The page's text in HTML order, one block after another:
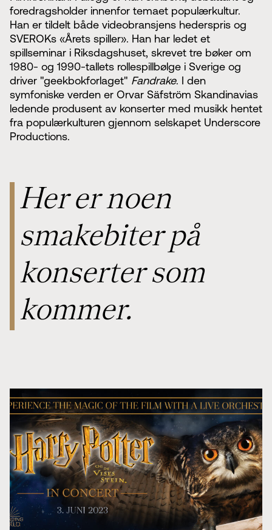
foredragsholder innenfor temaet populærkultur.
Han er tildelt både videobransjens hederspris og
SVEROKs «Årets spiller». Han har ledet et
spillseminar i Riksdagshuset, skrevet tre bøker om
1980- og 1990-tallets rollespillbølge i Sverige og
driver "geekbokforlaget" Fandrake. I den
symfoniske verden er Orvar Säfström Skandinavias
ledende produsent av konserter med musikk hentet
fra populærkulturen gjennom selskapet Underscore
Productions.
Her er noen
smakebiter på
konserter som
kommer.